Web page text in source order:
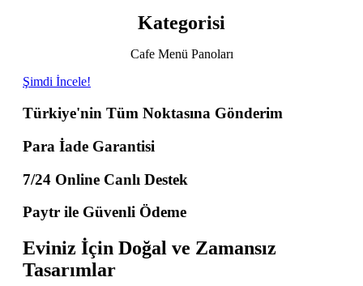
Kategorisi
Cafe Menü Panoları
Şimdi İncele!
Türkiye'nin Tüm Noktasına Gönderim
Para İade Garantisi
7/24 Online Canlı Destek
Paytr ile Güvenli Ödeme
Eviniz İçin Doğal ve Zamansız
Tasarımlar